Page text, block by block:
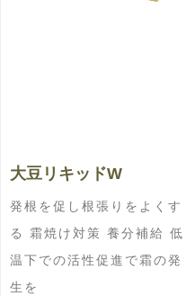
大豆リキッドW
発根を促し根張りをよくす
る 霜焼け対策 養分補給 低
温下での活性促進で霜の発
生を